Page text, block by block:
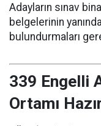
Adayların sınav
belgelerinin
bulundurmaları
339 Engelli
Ortamı